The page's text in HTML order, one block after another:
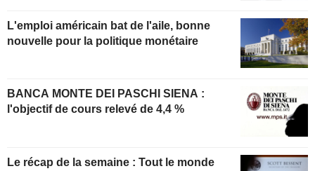
L'emploi américain bat de l'aile, bonne
nouvelle pour la politique monétaire
BANCA MONTE DEI PASCHI SIENA :
l'objectif de cours relevé de 4,4 %
Le récap de la semaine : Tout le monde